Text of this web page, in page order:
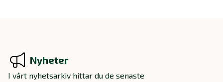
Nyheter
I vårt nyhetsarkiv hittar du de senaste